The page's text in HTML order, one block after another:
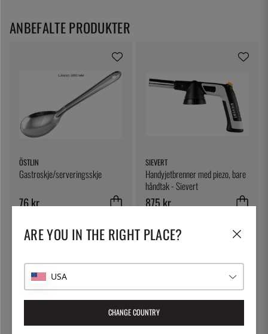
ÖSTLIN
Gastroskje/serveringsskje
76 kr
SIEVERT
Handyjetbrenner med piezo, bare
håndtak - Sievert
875 kr
ANBEFALTE PRODUKTER
ARE YOU IN THE RIGHT PLACE?
USA
CHANGE COUNTRY